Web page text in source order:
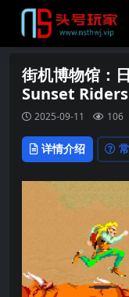
街机博物馆：
Sunset Riders
2025-09-11 106
详情介绍